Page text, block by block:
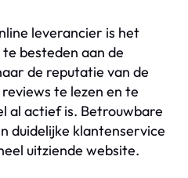
leverancier is het
besteden aan de
de reputatie van de
te lezen en te
al actief is. Betrouwbare
duidelijke klantenservice
uitziende website.